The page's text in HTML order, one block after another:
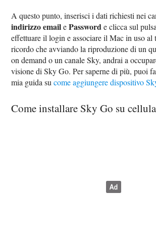
A questo punto, inserisci i dati richiesti nei
indirizzo emailePassworde clicca sul
effettuare il login e associare il Mac in uso
ricordo che avviando la riproduzione di un
on demand o un canale Sky, andrai a
visione di Sky Go. Per saperne di più, puoi
mia guida sucome aggiungere dispositivo
Come installare Sky Go su